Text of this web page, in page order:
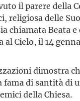
il parere della
delle
Beata
Cielo, il 14
dimostra
di santità di
della Chiesa.